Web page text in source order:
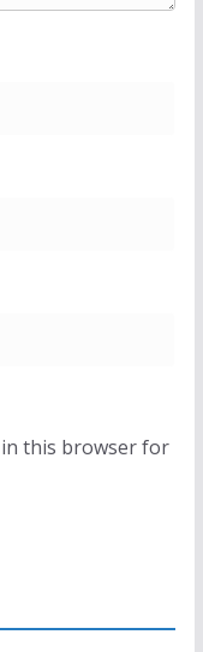
in this browser for